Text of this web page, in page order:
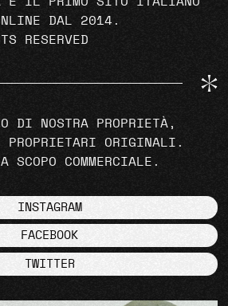
DAL 2014.
RESERVED
DI NOSTRA PROPRIETÀ,
PROPRIETARI ORIGINALI.
SCOPO COMMERCIALE.
INSTAGRAM
FACEBOOK
TWITTER